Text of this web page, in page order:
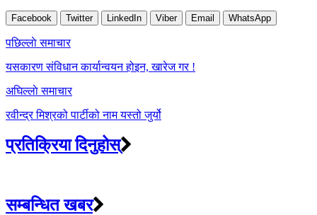
Facebook Twitter LinkedIn Viber Email WhatsApp
Post
navigation
पछिल्लाे समाचार
यसकारण संविधान कार्यान्वयन होइन, खारेज गर !
अघिल्लाे समाचार
रवीन्द्र मिश्रको पार्टीको नाम यस्तो जुर्यो
प्रतिक्रिया दिनुहोस्
सम्बन्धित खबर